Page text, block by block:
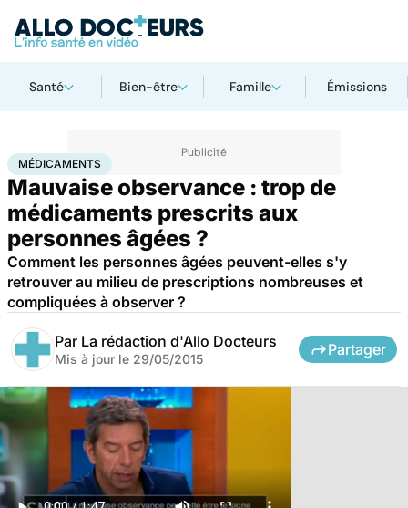
Santé Bien-être Famille Émissions
AccueilSantéMédicaments Médicaments
MÉDICAMENTS
Mauvaise observance : trop de
médicaments prescrits aux
personnes âgées ?
Comment les personnes âgées peuvent-elles s'y
retrouver au milieu de prescriptions nombreuses et
compliquées à observer ?
Par La rédaction d'Allo Docteurs
Mis à jour le 29/05/2015
Partager